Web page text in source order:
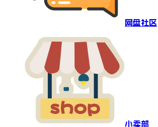
网盘社区
小卖部